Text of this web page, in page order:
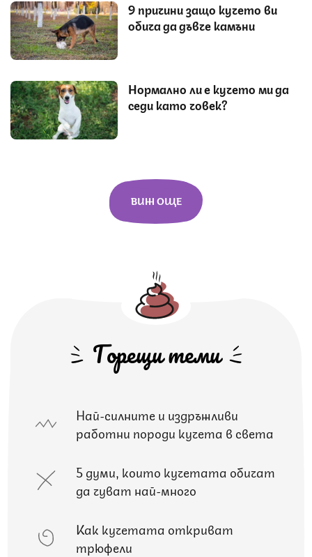
9 причини защо кучето ви
обича да дъвче камъни
Нормално ли е кучето ми да
седи като човек?
ВИЖ ОЩЕ
Горещи теми
Най-силните и издръжливи
работни породи кучета в света
5 думи, които кучетата обичат
да чуват най-много
Как кучетата откриват
трюфели